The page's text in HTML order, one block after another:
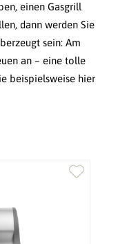
einen Gasgrill
dann werden Sie
sein: Am
an – eine tolle
beispielsweise hier